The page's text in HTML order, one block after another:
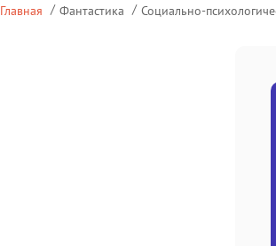
Главная Фантастика Социально-